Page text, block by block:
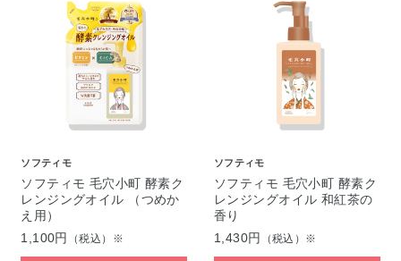
ソフティモ
ソフティモ 毛穴小町 酵素ク
レンジングオイル （つめか
え用）
1,100円
（税込）※
ソフティモ
ソフティモ 毛穴小町 酵素ク
レンジングオイル 和紅茶の
香り
1,430円
（税込）※